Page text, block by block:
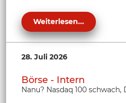
Weiterlesen...
28. Juli 2026
Börse - Intern
Nanu? Nasdaq 100 schwach,